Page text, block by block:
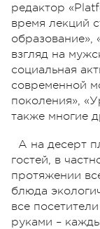
редактор
время лекций
взгляд на
социальная
современной
поколения»,
также многие
А на десерт
гостей, в
протяжении
блюда
все
руками –